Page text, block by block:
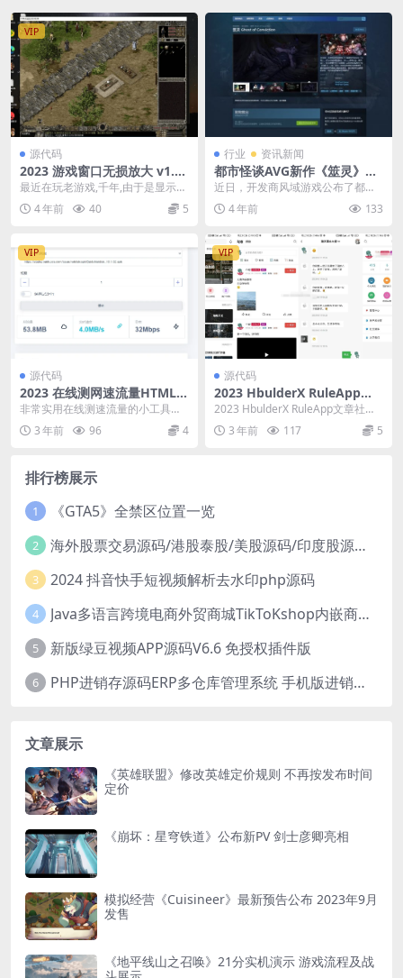
VIP
源代码
2023 游戏窗口无损放大 v1.3.
2.0
最近在玩老游戏,千年,由于是显示器
分辨率比较高,游戏的窗口最大只能
开到,1024...
4 年前 40 5
行业 资讯新闻
都市怪谈AVG新作《筮灵》上
架steam 探索故事的真相
近日，开发商风域游戏公布了都市
怪谈AVG新作《筮灵》，玩家将协
同两名美少女探索各...
4 年前 133
VIP
源代码
2023 在线测网速流量HTML源
码
非常实用在线测速流量的小工具，
可以直接上传空间或者本地浏览器
打开访问HTML
3 年前 96 4
VIP
源代码
2023 HbulderX RuleApp文
章社区源码
2023 HbulderX RuleApp文章社区
源码，VIP会员，写作投稿积分...
3 年前 117 5
排行榜展示
1 《GTA5》全禁区位置一览
2 海外股票交易源码/港股泰股/美股源码/印度股源码/马拉西亚股票源码/国际股票配资
3 2024 抖音快手短视频解析去水印php源码
4 Java多语言跨境电商外贸商城TikToKshop内嵌商城I商家入驻I一键铺
5 新版绿豆视频APP源码V6.6 免授权插件版
6 PHP进销存源码ERP多仓库管理系统 手机版进销存 php网络版进销存小程序
文章展示
《英雄联盟》修改英雄定价规则 不再按发布时间
定价
《崩坏：星穹铁道》公布新PV 剑士彦卿亮相
模拟经营《Cuisineer》最新预告公布 2023年9月
发售
《地平线山之召唤》21分实机演示 游戏流程及战